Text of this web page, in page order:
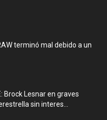
terminó mal debido a un
Brock Lesnar en graves
sin interes...